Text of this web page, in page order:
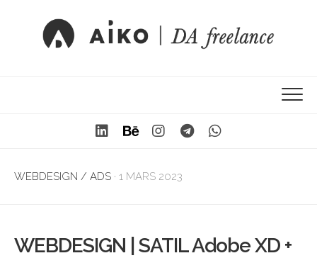
WEBDESIGN / ADS · 1 MARS 2023
WEBDESIGN | SATIL Adobe XD +